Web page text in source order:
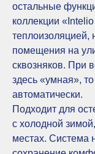
остальные
коллекции
теплоизоляцией,
помещения на
сквозняков. При
здесь «умная»,
автоматически.
Подходит для
с холодной
местах. Система